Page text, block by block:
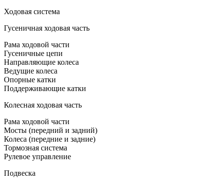
Ходовая система
Гусеничная ходовая часть
Рама ходовой части
Гусеничные цепи
Направляющие колеса
Ведущие колеса
Опорные катки
Поддерживающие катки
Колесная ходовая часть
Рама ходовой части
Мосты (передний и задний)
Колеса (передние и задние)
Тормозная система
Рулевое управление
Подвеска